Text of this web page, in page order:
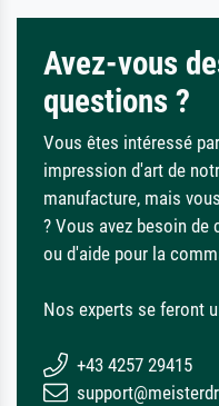
Avez-vous
questions ?
Vous êtes intéressé
impression d'art de
manufacture, mais
? Vous avez besoin
ou d'aide pour la
Nos experts se feront
+43 4257 29415